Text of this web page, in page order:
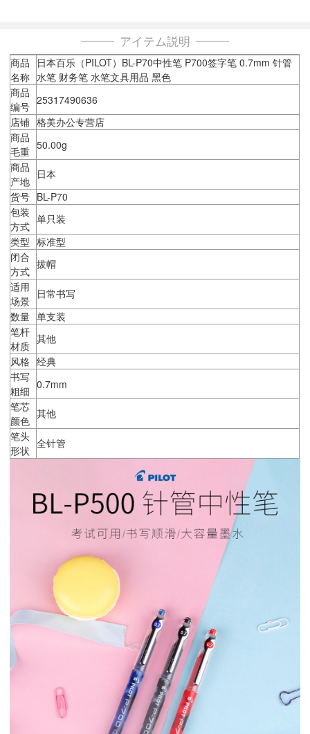
アイテム説明
商品
名称
日本百乐（PILOT）BL-P70中性笔 P700签字笔 0.7mm 针管
水笔 财务笔 水笔文具用品 黑色
商品
编号 25317490636
店铺 格美办公专营店
商品
毛重 50.00g
商品
产地
日本
货号 BL-P70
包装
方式
单只装
类型 标准型
闭合
方式
拔帽
适用
场景
日常书写
数量 单支装
笔杆
材质
其他
风格 经典
书写
粗细 0.7mm
笔芯
颜色
其他
笔头
形状
全针管